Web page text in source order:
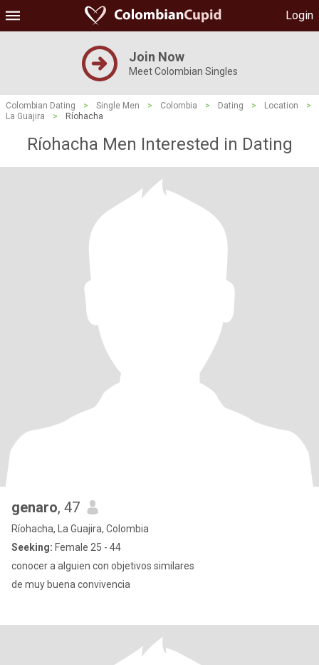
Login
Join Now
Meet Colombian Singles
Colombian Dating > Single Men > Colombia > Dating > Location
>
La Guajira
> Ríohacha
Ríohacha Men Interested in Dating
genaro, 47
Ríohacha, La Guajira, Colombia
Seeking: Female 25 - 44
conocer a alguien con objetivos similares
de muy buena convivencia